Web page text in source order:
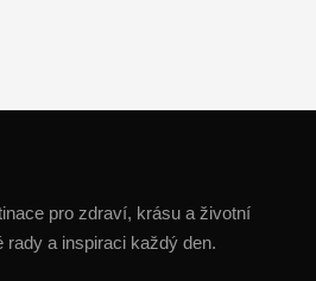
pro zdraví, krásu a životní
a inspiraci každý den.